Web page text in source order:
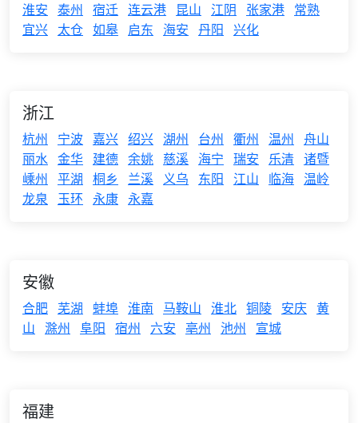
淮安 泰州 宿迁 连云港 昆山 江阴 张家港 常熟
宜兴 太仓 如皋 启东 海安 丹阳 兴化
浙江
杭州 宁波 嘉兴 绍兴 湖州 台州 衢州 温州 舟山
丽水 金华 建德 余姚 慈溪 海宁 瑞安 乐清 诸暨
嵊州 平湖 桐乡 兰溪 义乌 东阳 江山 临海 温岭
龙泉
玉环 永康 永嘉
安徽
合肥 芜湖 蚌埠 淮南 马鞍山 淮北 铜陵 安庆 黄
山 滁州 阜阳 宿州 六安 亳州 池州 宣城
福建